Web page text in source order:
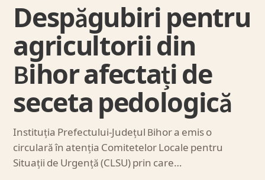
Despăgubiri pentru
agricultorii din
Bihor afectați de
seceta pedologică
Instituția Prefectului-Județul Bihor a emis o
circulară în atenția Comitetelor Locale pentru
Situații de Urgență (CLSU) prin care…